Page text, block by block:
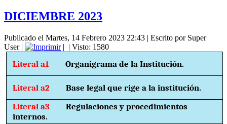
DICIEMBRE 2023
Publicado el Martes, 14 Febrero 2023 22:43 | Escrito por Super
User| | | Visto: 1580
Literal a1Organigrama de la Institución.
Literal a2Base legal que rige a la institución.
Literal a3Regulaciones y procedimientos
internos.